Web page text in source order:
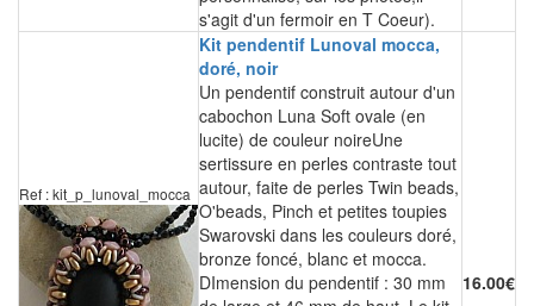
s'agit d'un fermoir en T Coeur).
Ref : kit_p_lunoval_mocca
Kit pendentif Lunoval mocca,
doré, noir
Un pendentif construit autour d'un
cabochon Luna Soft ovale (en
lucite) de couleur noireUne
sertissure en perles contraste tout
autour, faite de perles Twin beads,
O'beads, Pinch et petites toupies
Swarovski dans les couleurs doré,
bronze foncé, blanc et mocca.
DImension du pendentif : 30 mm
16.00€